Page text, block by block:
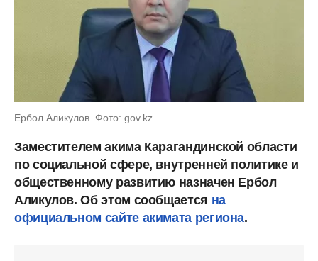
Ербол Аликулов. Фото: gov.kz
Заместителем акима Карагандинской области
по социальной сфере, внутренней политике и
общественному развитию назначен Ербол
Аликулов. Об этом сообщается на
официальном сайте акимата региона.